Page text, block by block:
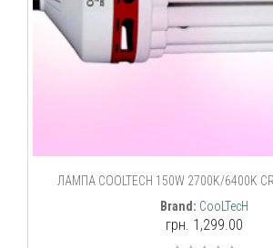
ЛАМПА COOLTECH 150W 2700K/6400K
Brand: CooLTecH
грн. 1,299.00